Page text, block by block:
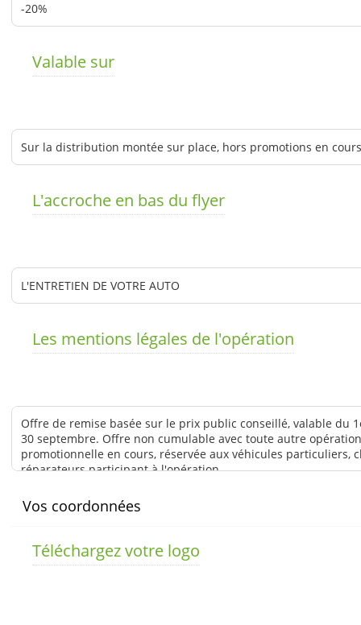
Valable sur
L'accroche en bas du flyer
Les mentions légales de l'opération
Vos coordonnées
Téléchargez votre logo